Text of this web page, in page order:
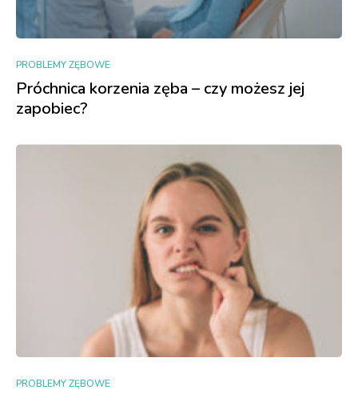
PROBLEMY ZĘBOWE
Próchnica korzenia zęba – czy możesz jej
zapobiec?
PROBLEMY ZĘBOWE